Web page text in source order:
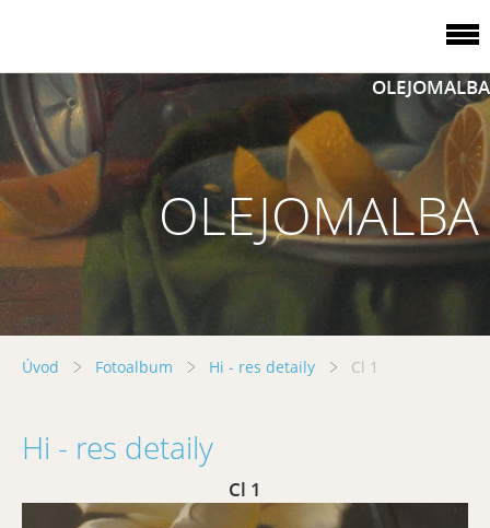
OLEJOMALBA
OLEJOMALBA
Úvod Fotoalbum Hi - res detaily Cl 1
Hi - res detaily
Cl 1